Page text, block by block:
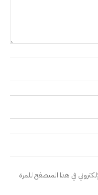
في هذا المتصفح للمرة